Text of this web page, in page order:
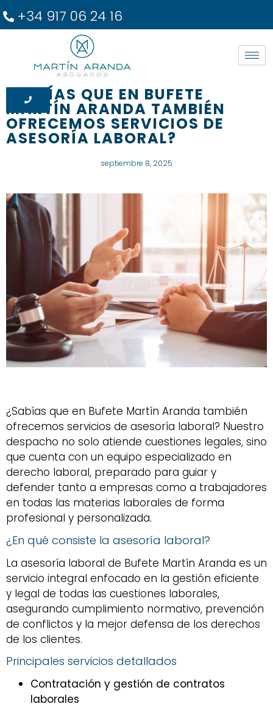
+34 917 06 24 16
¿SABÍAS QUE EN BUFETE
MARTÍN ARANDA TAMBIÉN
OFRECEMOS SERVICIOS DE
ASESORÍA LABORAL?
septiembre 8, 2025
¿Sabías que en Bufete Martín Aranda también
ofrecemos servicios de asesoría laboral? Nuestro
despacho no solo atiende cuestiones legales, sino
que cuenta con un equipo especializado en
derecho laboral, preparado para guiar y
defender tanto a empresas como a trabajadores
en todas las materias laborales de forma
profesional y personalizada.
¿En qué consiste la asesoría laboral?
La asesoría laboral de Bufete Martín Aranda es un
servicio integral enfocado en la gestión eficiente
y legal de todas las cuestiones laborales,
asegurando cumplimiento normativo, prevención
de conflictos y la mejor defensa de los derechos
de los clientes.
Principales servicios detallados
Contratación y gestión de contratos
laborales